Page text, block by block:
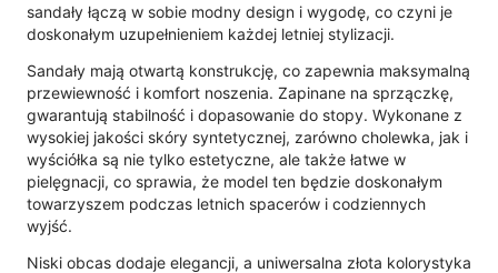
sandały łączą w sobie modny design i wygodę, co czyni je
doskonałym uzupełnieniem każdej letniej stylizacji.
Sandały mają otwartą konstrukcję, co zapewnia maksymalną
przewiewność i komfort noszenia. Zapinane na sprzączkę,
gwarantują stabilność i dopasowanie do stopy. Wykonane z
wysokiej jakości skóry syntetycznej, zarówno cholewka, jak i
wyściółka są nie tylko estetyczne, ale także łatwe w
pielęgnacji, co sprawia, że model ten będzie doskonałym
towarzyszem podczas letnich spacerów i codziennych
wyjść.
Niski obcas dodaje elegancji, a uniwersalna złota kolorystyka